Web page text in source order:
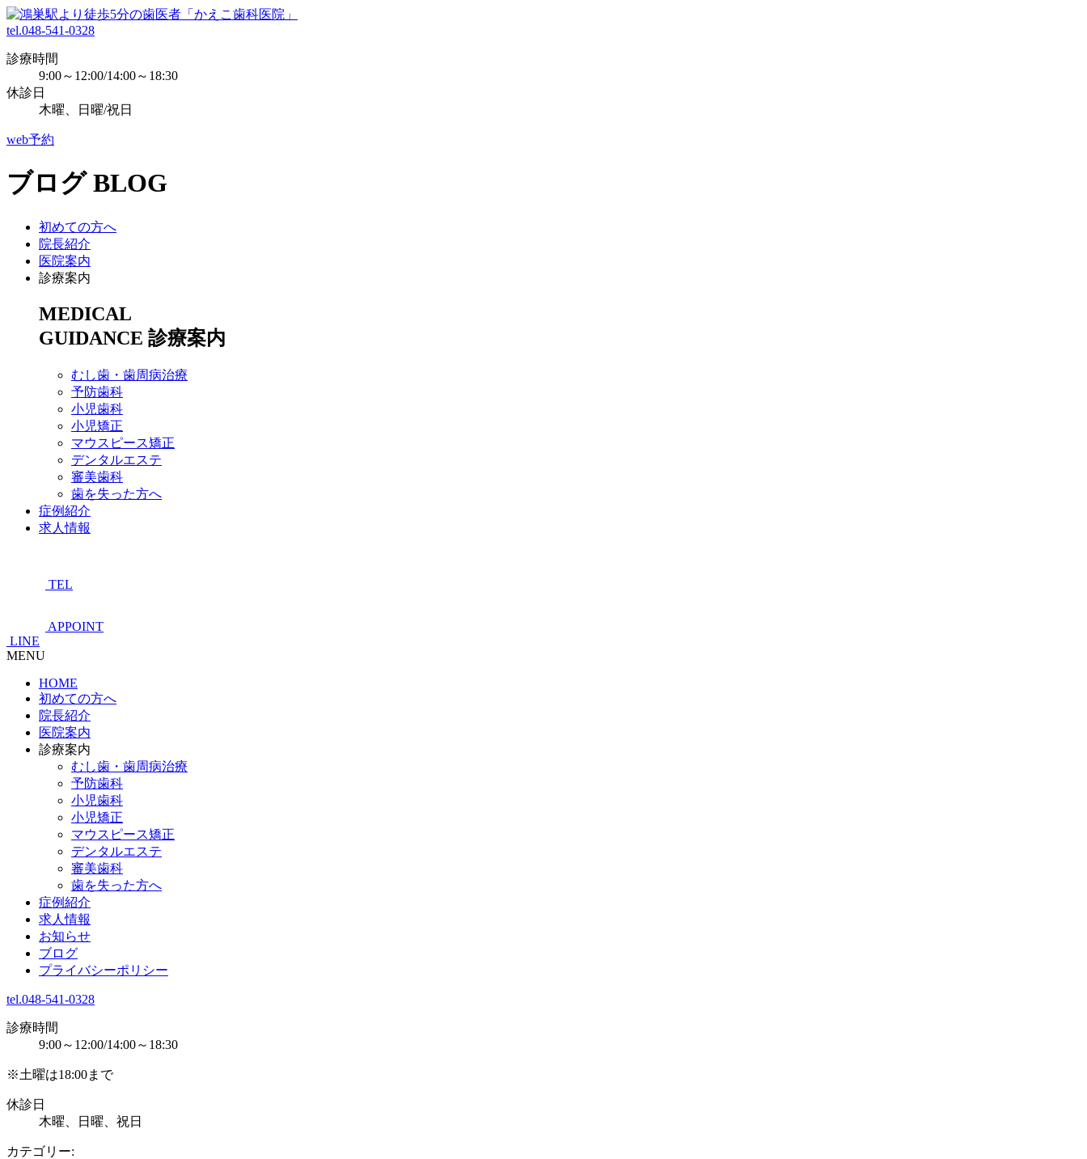
tel.048-541-0328
診療時間
9:00～12:00/14:00～18:30
休診日
木曜、日曜/祝日
web予約
ブログ BLOG
初めての方へ
院長紹介
医院案内
診療案内
MEDICAL
GUIDANCE 診療案内
むし歯・歯周病治療
予防歯科
小児歯科
小児矯正
マウスピース矯正
デンタルエステ
審美歯科
歯を失った方へ
症例紹介
求人情報
TEL
APPOINT
LINE
MENU
HOME
初めての方へ
院長紹介
医院案内
診療案内
むし歯・歯周病治療
予防歯科
小児歯科
小児矯正
マウスピース矯正
デンタルエステ
審美歯科
歯を失った方へ
症例紹介
求人情報
お知らせ
ブログ
プライバシーポリシー
tel.048-541-0328
診療時間
9:00～12:00/14:00～18:30
※土曜は18:00まで
休診日
木曜、日曜、祝日
カテゴリー: